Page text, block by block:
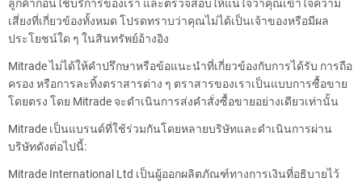
เสี่ยงที่เกี่ยวข้องทั้งหมด โปรดทราบว่าคุณไม่ได้เป็นเจ้าของหรือมีผล
ประโยชน์ใด ๆ ในสินทรัพย์อ้างอิง
Mitrade ไม่ได้ให้คำปรึกษาหรือข้อแนะนำที่เกี่ยวข้องกับการได้รับ การถือ
ครอง หรือการละทิ้งตราสารต่าง ๆ ตราสารของเราเป็นแบบการซื้อขาย
โดยตรง โดย Mitrade จะดำเนินการส่งคำสั่งซื้อขายอย่างเดียวเท่านั้น
Mitrade เป็นแบรนด์ที่ใช้ร่วมกันโดยหลายบริษัทและดำเนินการผ่าน
บริษัทดังต่อไปนี้:
Mitrade International Ltd เป็นผู้ออกผลิตภัณฑ์ทางการเงินที่อธิบายไว้